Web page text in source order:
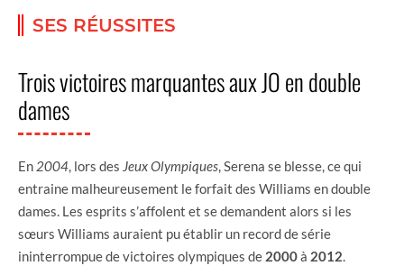
SES RÉUSSITES
Trois victoires marquantes aux JO en double
dames
En 2004 , lors des Jeux Olympiques , Serena se blesse, ce qui
entraine malheureusement le forfait des Williams en double
dames. Les esprits s’affolent et se demandent alors si les
sœurs Williams auraient pu établir un record de série
ininterrompue de victoires olympiques de 2000à 2012